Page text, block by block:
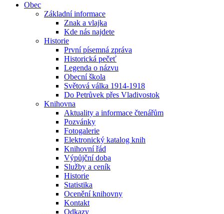
Obec
Základní informace
Znak a vlajka
Kde nás najdete
Historie
První písemná zpráva
Historická pečeť
Legenda o názvu
Obecní škola
Světová válka 1914-1918
Do Petrůvek přes Vladivostok
Knihovna
Aktuality a informace čtenářům
Pozvánky
Fotogalerie
Elektronický katalog knih
Knihovní řád
Výpůjční doba
Služby a ceník
Historie
Statistika
Ocenění knihovny
Kontakt
Odkazy